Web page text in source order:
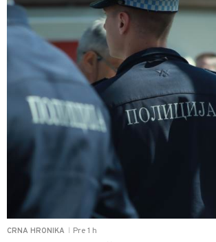
CRNA HRONIKA Pre 1 h